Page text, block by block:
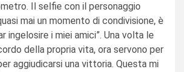
Il selfie con il personaggio
mai un momento di condivisione, è
ingelosire i miei amici”. Una volta le
della propria vita, ora servono per
aggiudicarsi una vittoria. Questa mi